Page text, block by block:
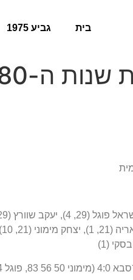
בית גביע 1975
שנות ה-80